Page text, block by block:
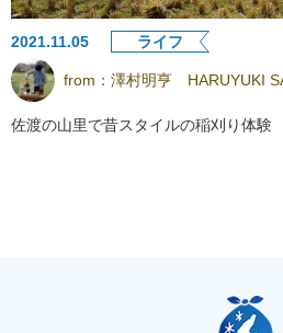
2021.11.05 ライフ
from： 澤村明亨 HARUYUKI
佐渡の山里で昔スタイルの稲刈り体験